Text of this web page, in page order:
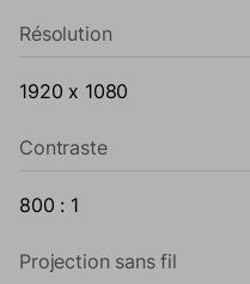
Résolution
1920 x 1080
Contraste
800 : 1
Projection sans fil